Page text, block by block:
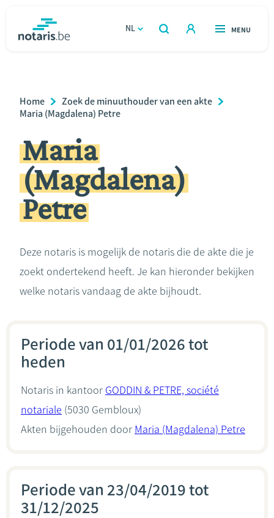
gaan
NL
OPEN
ZOEKEN
OPEN
MENU
Relatie & samenleven
Erven & schenken
Ondernemen
Over de notaris
Rekenmodules
Breadcrumb
Home
Zoek de minuuthouder van een akte
Maria (Magdalena) Petre
Maria
(Magdalena)
Petre
Deze notaris is mogelijk de notaris die de akte die je
zoekt ondertekend heeft. Je kan hieronder bekijken
welke notaris vandaag de akte bijhoudt.
Periode van 01/01/2026 tot
heden
Notaris in kantoor GODDIN & PETRE, société
notariale (5030 Gembloux)
Akten bijgehouden door Maria (Magdalena) Petre
Periode van 23/04/2019 tot
31/12/2025